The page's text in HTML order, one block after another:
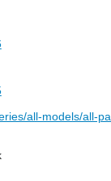
all-models/all-